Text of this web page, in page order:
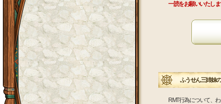
一読をお願いいたし
ふうせん三姉妹
RMT行為について、